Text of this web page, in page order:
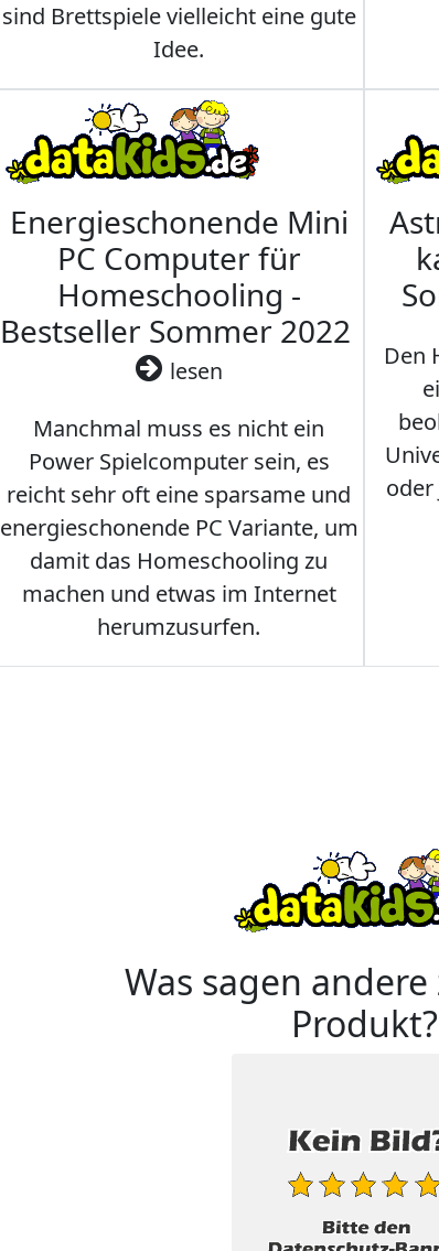
sind Brettspiele vielleicht eine gute
Idee.
Energieschonende Mini
PC Computer für
Homeschooling -
Bestseller Sommer 2022
lesen
Manchmal muss es nicht ein
Power Spielcomputer sein, es
reicht sehr oft eine sparsame und
energieschonende PC Variante, um
damit das Homeschooling zu
machen und etwas im Internet
herumzusurfen.
Den
oder
Was sagen
Produkt?